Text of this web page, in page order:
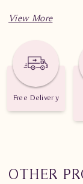
Spesifikasi
Berat: 3.550 gram
Jumlah berlian: 1
Nilai karat: 0.045
Free Delivery
OTHER